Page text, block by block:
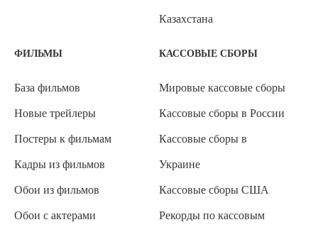
Казахстана
ФИЛЬМЫ
База фильмов
Новые трейлеры
Постеры к фильмам
Кадры из фильмов
Обои из фильмов
Обои с актерами
КАССОВЫЕ СБОРЫ
Мировые кассовые сборы
Кассовые сборы в России
Кассовые сборы в
Украине
Кассовые сборы США
Рекорды по кассовым